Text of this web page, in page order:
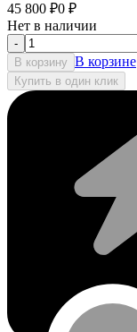
45 800 ₽0 ₽
Нет в наличии
-
В корзину В корзине
Купить в один клик